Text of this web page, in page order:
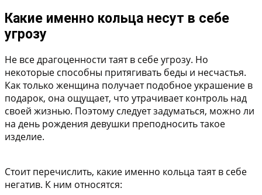
Какие именно кольца несут в себе
угрозу
Не все драгоценности таят в себе угрозу. Но
некоторые способны притягивать беды и несчастья.
Как только женщина получает подобное украшение в
подарок, она ощущает, что утрачивает контроль над
своей жизнью. Поэтому следует задуматься, можно ли
на день рождения девушки преподносить такое
изделие.
Стоит перечислить, какие именно кольца таят в себе
негатив. К ним относятся: